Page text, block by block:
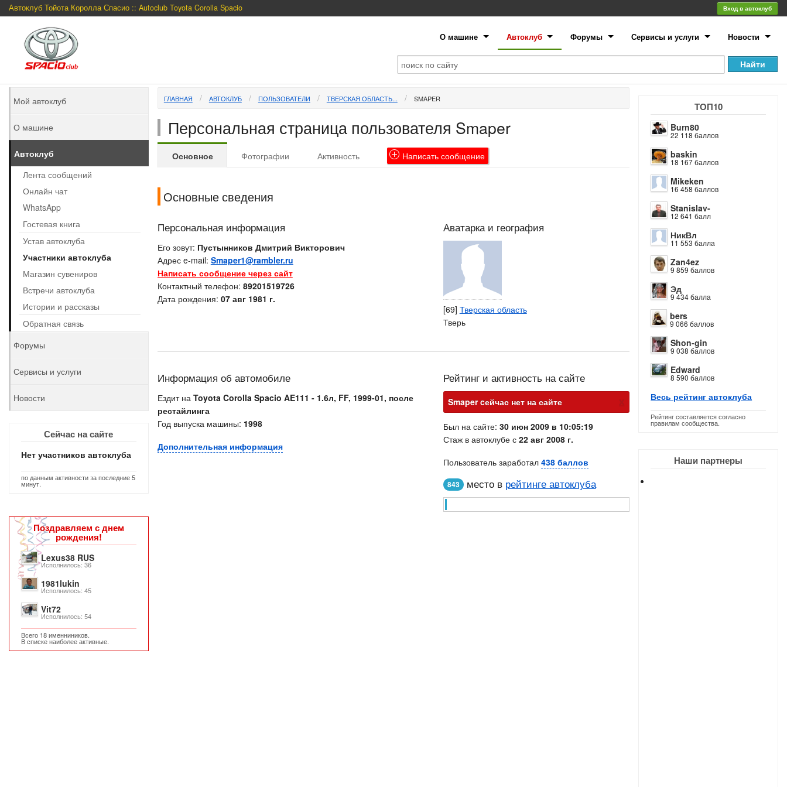
Автоклуб Тойота Королла Спасио :: Autoclub Toyota Corolla Spacio Вход в автоклуб
О машине Автоклуб Форумы Сервисы и услуги Новости
ТОП10
Burn80
22 118 баллов
baskin
18 167 баллов
Mikeken
16 458 баллов
Stanislav-
12 641 балл
НикВл
11 553 балла
Zan4ez
9 859 баллов
Эд
9 434 балла
bers
9 066 баллов
Shon-gin
9 038 баллов
Edward
8 590 баллов
Весь рейтинг автоклуба
Рейтинг составляется согласно
правилам сообщества.
Наши партнеры
ГЛАВНАЯ АВТОКЛУБ ПОЛЬЗОВАТЕЛИ ТВЕРСКАЯ ОБЛАСТЬ... SMAPER
Персональная страница пользователя Smaper
Основное Фотографии Активность Написатьсообщение
Основные сведения
Персональная информация
Его зовут: Пустынников Дмитрий Викторович
Адрес e-mail: Smaper1@rambler.ru
Написать сообщение через сайт
Контактный телефон: 89201519726
Дата рождения: 07 авг 1981 г.
Аватарка и география
[69] Тверская область
Тверь
Информация об автомобиле
Ездит на Toyota Corolla Spacio AE111 - 1.6л, FF, 1999-01, после
рестайлинга
Год выпуска машины: 1998
Дополнительная информация
Рейтинг и активность на сайте
Smaper cейчас нет на сайте х
Был на сайте: 30 июн 2009 в 10:05:19
Стаж в автоклубе с 22 авг 2008 г.
Пользователь заработал 438 баллов
843 место в рейтинге автоклуба
Мой автоклуб
О машине
Автоклуб
Лента сообщений
Онлайн чат
WhatsApp
Гостевая книга
Устав автоклуба
Участники автоклуба
Магазин сувениров
Встречи автоклуба
Истории и рассказы
Обратная связь
Форумы
Сервисы и услуги
Новости
Сейчас на сайте
Нет участников автоклуба
по данным активности за последние 5
минут.
Поздравляем с днем
рождения!
Lexus38 RUS
Исполнилось: 36
1981lukin
Исполнилось: 45
Vit72
Исполнилось: 54
Всего 18 именниников.
В списке наиболее активные.